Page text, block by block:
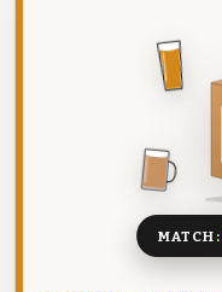
MATCH: